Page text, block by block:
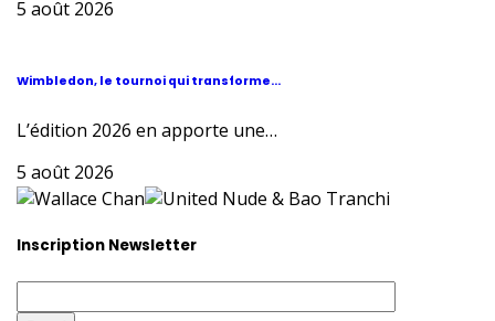
5 août 2026
Wimbledon, le tournoi qui transforme...
L’édition 2026 en apporte une…
5 août 2026
Inscription Newsletter